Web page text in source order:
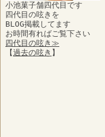
小池菓子舗四代目です
四代目の呟きを
BLOG掲載してます
お時間有ればご覧下さい
四代目の呟き≫
【過去の呟き 】